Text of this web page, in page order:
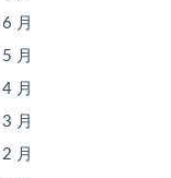
月
月
月
月
月